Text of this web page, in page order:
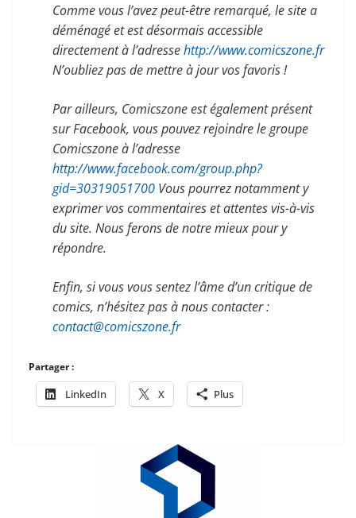
Comme vous l’avez peut-être remarqué, le site a
déménagé et est désormais accessible
directement à l’adressehttp://www.comicszone.fr
N’oubliez pas de mettre à jour vos favoris !
Par ailleurs, Comicszone est également présent
sur Facebook, vous pouvez rejoindre le groupe
Comicszone à l’adresse
http://www.facebook.com/group.php?
gid=30319051700 Vous pourrez notamment y
exprimer vos commentaires et attentes vis-à-vis
du site. Nous ferons de notre mieux pour y
répondre.
Enfin, si vous vous sentez l’âme d’un critique de
comics, n’hésitez pas à nous contacter :
contact@comicszone.fr
Partager :
LinkedIn X Plus